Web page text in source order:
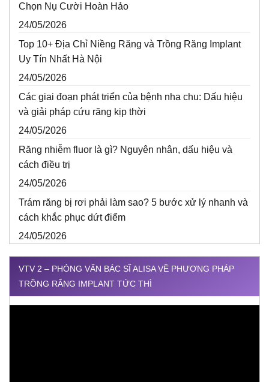
Chọn Nụ Cười Hoàn Hảo
24/05/2026
Top 10+ Địa Chỉ Niềng Răng và Trồng Răng Implant
Uy Tín Nhất Hà Nội
24/05/2026
Các giai đoạn phát triển của bệnh nha chu: Dấu hiệu
và giải pháp cứu răng kịp thời
24/05/2026
Răng nhiễm fluor là gì? Nguyên nhân, dấu hiệu và
cách điều trị
24/05/2026
Trám răng bị rơi phải làm sao? 5 bước xử lý nhanh và
cách khắc phục dứt điểm
24/05/2026
VTV 2 – PHỎNG VẤN BÁC SĨ ALISA VỀ PHƯƠNG PHÁP
TRỒNG RĂNG IMPLANT TỨC THÌ